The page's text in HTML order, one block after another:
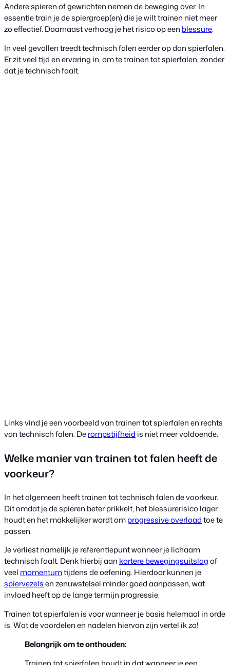
Andere spieren of gewrichten nemen de beweging over. In
essentie train je de spiergroep(en) die je wilt trainen niet meer
zo effectief. Daarnaast verhoog je het risico op een blessure.
In veel gevallen treedt technisch falen eerder op dan spierfalen.
Er zit veel tijd en ervaring in, om te trainen tot spierfalen, zonder
dat je technisch faalt.
Links vind je een voorbeeld van trainen tot spierfalen en rechts
van technisch falen. Derompstijfheid is niet meer voldoende.
Welke manier van trainen tot falen heeft de
voorkeur?
In het algemeen heeft trainen tot technisch falen de voorkeur.
Dit omdat je de spieren beter prikkelt, het blessurerisico lager
houdt en het makkelijker wordt omprogressive overloadtoe te
passen.
Je verliest namelijk je referentiepunt wanneer je lichaam
technisch faalt. Denk hierbij aan kortere bewegingsuitslagof
veel momentumtijdens de oefening. Hierdoor kunnen je
spiervezelsen zenuwstelsel minder goed aanpassen, wat
invloed heeft op de lange termijn progressie.
Trainen tot spierfalen is voor wanneer je basis helemaal in orde
is. Wat de voordelen en nadelen hiervan zijn vertel ik zo!
Belangrijk om te onthouden: